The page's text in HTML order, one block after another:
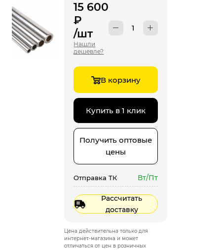
15 600
₽
/шт
Нашли
дешевле?
В корзину
Купить в 1 клик
Получить оптовые
цены
Отправка ТК Вт/Пт
Рассчитать
доставку
Цена действительна только для
интернет-магазина и может
отличаться от цен в розничных